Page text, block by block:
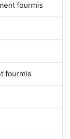
fourmis
fourmis